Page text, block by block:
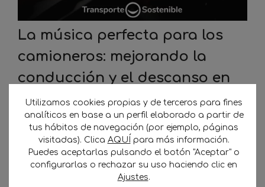
La música perfecta para los
camioneros: mejorando la
conducción y el descanso en
la carretera
12 de enero de 2023 porTransporte
Sostenible
La música es perfecta para los camioneros
Siempre, la música es perfecta para conducir
Utilizamos cookies propias y de terceros para fines
analíticos en base a un perfil elaborado a partir de
tus hábitos de navegación (por ejemplo, páginas
visitadas). Clica AQUÍ para más información.
Puedes aceptarlas pulsando el botón "Aceptar" o
configurarlas o rechazar su uso haciendo clic en
Ajustes.